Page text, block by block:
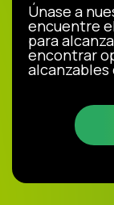
Únase a
encuentre
para
encontrar
alcanzables